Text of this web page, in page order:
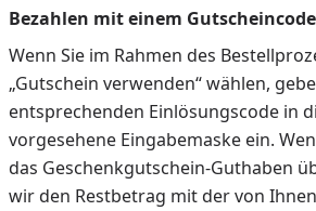
Bezahlen mit einem Gutscheincode
Wenn Sie im Rahmen des
„Gutschein verwenden“ wählen,
entsprechenden Einlösungscode in
vorgesehene Eingabemaske ein.
das Geschenkgutschein-Guthaben
wir den Restbetrag mit der von